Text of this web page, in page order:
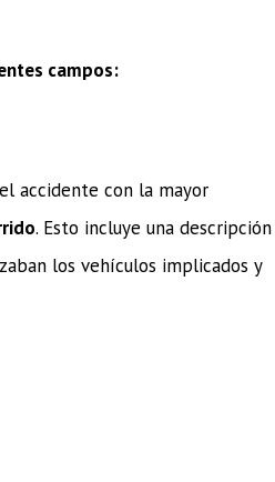
campos:
accidente con la mayor
. Esto incluye una descripción
los vehículos implicados y